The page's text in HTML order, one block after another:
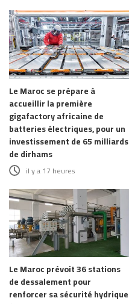
Le Maroc se prépare à
accueillir la première
gigafactory africaine de
batteries électriques, pour un
investissement de 65 milliards
de dirhams
il y a 17 heures
Le Maroc prévoit 36 stations
de dessalement pour
renforcer sa sécurité hydrique